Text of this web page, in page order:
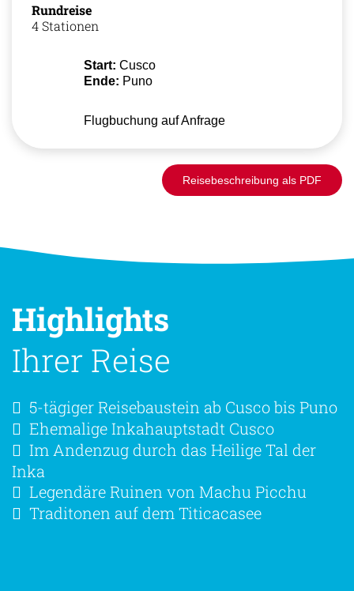
Rundreise
4 Stationen
Start: Cusco
Ende: Puno
Flugbuchung auf Anfrage
Reisebeschreibung als PDF
Highlights
Ihrer Reise
5-tägiger Reisebaustein ab Cusco bis Puno
Ehemalige Inkahauptstadt Cusco
Im Andenzug durch das Heilige Tal der
Inka
Legendäre Ruinen von Machu Picchu
Traditonen auf dem Titicacasee